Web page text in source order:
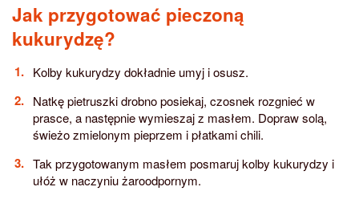
Jak przygotować pieczoną
kukurydzę?
Kolby kukurydzy dokładnie umyj i osusz.
Natkę pietruszki drobno posiekaj, czosnek rozgnieć w
prasce, a następnie wymieszaj z masłem. Dopraw solą,
świeżo zmielonym pieprzem i płatkami chili.
Tak przygotowanym masłem posmaruj kolby kukurydzy i
ułóż w naczyniu żaroodpornym.